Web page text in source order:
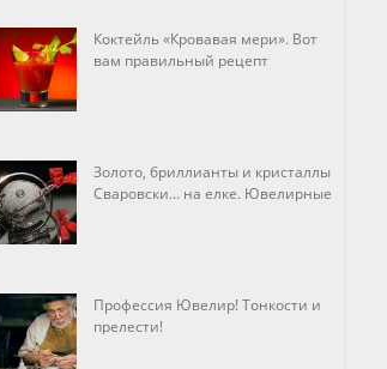
Коктейль «Кровавая мери». Вот
вам правильный рецепт
Золото, бриллианты и кристаллы
Сваровски… на елке. Ювелирные
Профессия Ювелир! Тонкости и
прелести!